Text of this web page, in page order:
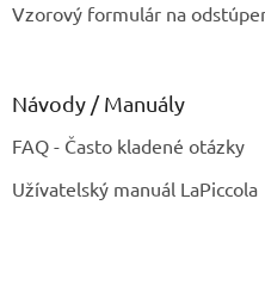
Vzorový formulár na
Návody / Manuály
FAQ - Často kladené otázky
Užívatelský manuál LaPiccola